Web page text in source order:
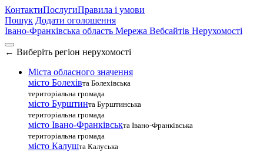
КонтактиПослугиПравила і умови
Пошук Додати оголошення
Івано-Франківська область Мережа Вебсайтів Нерухомості
← Виберіть регіон нерухомості
Міста обласного значення
місто Болехівта Болехівська
територіальна громада
місто Бурштинта Бурштинська
територіальна громада
місто Івано-Франківськта Івано-Франківська
територіальна громада
місто Калушта Калуська